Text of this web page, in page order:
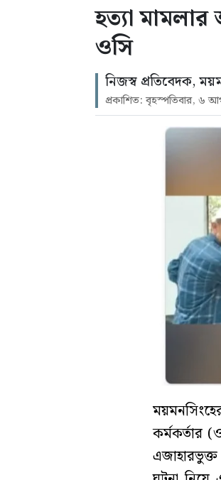
হত্যা
ওসি
নিজস্ব প্রতিবেদক,
প্রকাশিত: বৃহস্পতিবার, ৬
কর্মকর্তার